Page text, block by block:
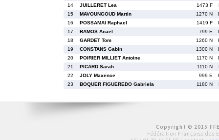
14
JUILLERET Lea 1473 F
15
MAVOUNGOUD Martin 1270 N
16
POSSAMAI Raphael 1419 F
17
RAMOS Anael 799 E
18
GARDET Tom 1260 N
19
CONSTANS Gabin 1300 N
20
POIRIER MILLIET Antoine 1170 N
21
PICARD Sarah 1110 N
22
JOLY Maxence 999 E
23
BOQUER FIGUEREDO Gabriela 1180 N
Copyright © 2015
Fédération Française des